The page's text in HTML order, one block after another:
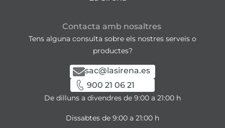
Contacta amb nosaltres
Tens alguna consulta sobre els nostres serveis o
productes?
sac@lasirena.es
900 21 06 21
De dilluns a divendres de 9:00 a 21:00 h
Dissabtes de 9:00 a 21:00 h